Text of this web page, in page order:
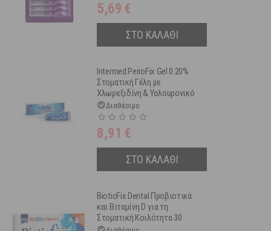
5,69 €
ΣΤΟ ΚΑΛΑΘΙ
Intermed PerioFix Gel 0.20%
Στοματική Γέλη με
Χλωρεξιδίνη & Υαλουρονικό
Οξύ 30 ml
Διαθέσιμο
8,91 €
ΣΤΟ ΚΑΛΑΘΙ
BioticFix Dental Προβιοτικά
και Βιταμίνη D για τη
Στοματική Κοιλότητα 30
δισκία